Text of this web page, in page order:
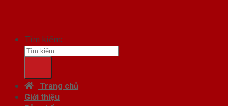
Tìm kiếm:
Trang chủ
Giới thiệu